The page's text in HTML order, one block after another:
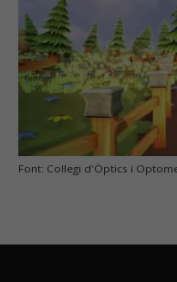
Font: Col·legi d'Òptics i